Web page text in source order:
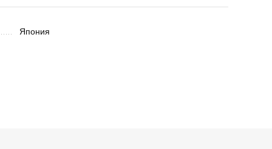
Япония